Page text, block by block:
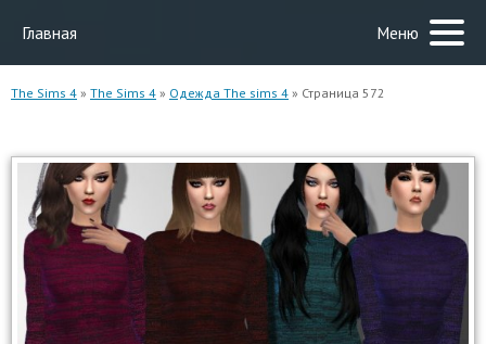
Главная Меню
The Sims 4 » The Sims 4 » Одежда The sims 4 » Страница 572